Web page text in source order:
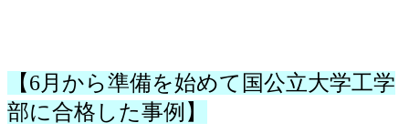
【6月から準備を始めて国公立大学工学
部に合格した事例】